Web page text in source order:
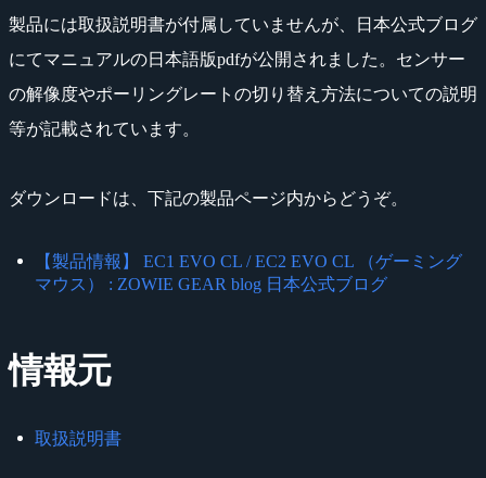
製品には取扱説明書が付属していませんが、日本公式ブログ
にてマニュアルの日本語版pdfが公開されました。センサー
の解像度やポーリングレートの切り替え方法についての説明
等が記載されています。
ダウンロードは、下記の製品ページ内からどうぞ。
【製品情報】 EC1 EVO CL / EC2 EVO CL （ゲーミング
マウス） : ZOWIE GEAR blog 日本公式ブログ
情報元
取扱説明書